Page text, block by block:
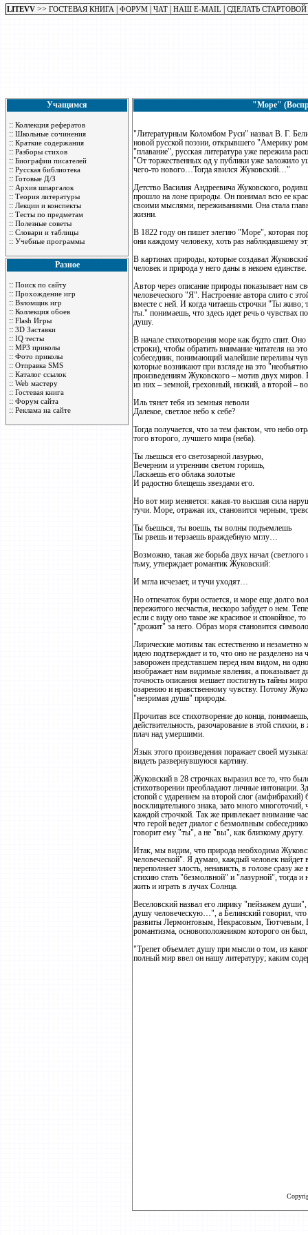
LITEVV >> ГОСТЕВАЯ КНИГА ФОРУМ ЧАТ НАШ E-MAIL СДЕЛАТЬ СТАРТОВОЙ
Учащимся
:: Коллекция рефератов
:: Школьные сочинения
:: Краткие содержания
:: Разборы стихов
:: Биографии писателей
:: Русская библиотека
:: Готовые Д/З
:: Архив шпаргалок
:: Теория литературы
:: Лекции и конспекты
:: Тесты по предметам
:: Полезные советы
:: Словари и таблицы
:: Учебные программы
Разное
:: Поиск по сайту
:: Прохождение игр
:: Взломщик игр
:: Коллекция обоев
:: Flash Игры
:: 3D Заставки
:: IQ тесты
:: MP3 приколы
:: Фото приколы
:: Отправка SMS
:: Каталог ссылок
:: Web мастеру
:: Гостевая книга
:: Форум сайта
:: Реклама на сайте
"Море"
"Литературным Коломбом Руси" назвал В. Г.
новой русской поэзии, открывшего "Америку
"плавание", русская литература уже пережила
"От торжественных од у публики уже заложило
чего-то нового…Тогда явился Жуковский…"
Детство Василия Андреевича Жуковского,
прошло на лоне природы. Он понимал всю ее
своими мыслями, переживаниями. Она стала
жизни.
В 1822 году он пишет элегию "Море", которая
они каждому человеку, хоть раз наблюдавшему
В картинах природы, которые создавал
человек и природа у него даны в некоем
Автор через описание природы показывает нам
человеческого "Я". Настроение автора слито с
вместе с ней. И когда читаешь строчки "Ты
ты." понимаешь, что здесь идет речь о чувствах
душу.
В начале стихотворения море как будто спит.
строки), чтобы обратить внимание читателя на
собеседник, понимающий малейшие переливы
которые возникают при взгляде на это
произведениям Жуковского – мотив двух миров.
из них – земной, греховный, низкий, а второй –
Иль тянет тебя из земныя неволи
Далекое, светлое небо к себе?
Тогда получается, что за тем фактом, что небо
того второго, лучшего мира (неба).
Ты льешься его светозарной лазурью,
Вечерним и утренним светом горишь,
Ласкаешь его облака золотые
И радостно блещешь звездами его.
Но вот мир меняется: какая-то высшая сила
тучи. Море, отражая их, становится черным,
Ты бьешься, ты воешь, ты волны подъемлешь
Ты рвешь и терзаешь враждебную мглу…
Возможно, такая же борьба двух начал
тьму, утверждает романтик Жуковский:
И мгла исчезает, и тучи уходят…
Но отпечаток бури остается, и море еще долго
пережитого несчастья, нескоро забудет о нем.
если с виду оно такое же красивое и спокойное,
"дрожит" за него. Образ моря становится
Лирические мотивы так естественно и
идею подтверждает и то, что оно не разделено
заворожен представшем перед ним видом, на
изображает нам видимые явления, а
точность описания мешает постигнуть тайны
озарению и нравственному чувству. Потому
"незримая душа" природы.
Прочитав все стихотворение до конца,
действительность, разочарование в этой
плач над умершими.
Язык этого произведения поражает своей
видеть развернувшуюся картину.
Жуковский в 28 строчках выразил все то, что
стихотворении преобладают личные интонации.
стопой с ударением на второй слог
восклицательного знака, зато много многоточий,
каждой строчкой. Так же привлекает внимание
что герой ведет диалог с безмолвным
говорит ему "ты", а не "вы", как близкому другу.
Итак, мы видим, что природа необходима
человеческой". Я думаю, каждый человек найдет
переполняет злость, ненависть, в голове сразу
стихию стать "безмолвной" и "лазурной", тогда
жить и играть в лучах Солнца.
Веселовский назвал его лирику "пейзажем
душу человеческую…", а Белинский говорил,
развиты Лермонтовым, Некрасовым, Тютчевым,
романтизма, основоположником которого он
"Трепет объемлет душу при мысли о том, из
полный мир ввел он нашу литературу; каким